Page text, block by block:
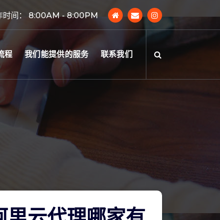
时间： 8:00AM - 8:00PM
程 我们能提供的服务 联系我们